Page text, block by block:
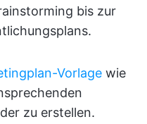
bis zur
Vorlage wie
zu erstellen.